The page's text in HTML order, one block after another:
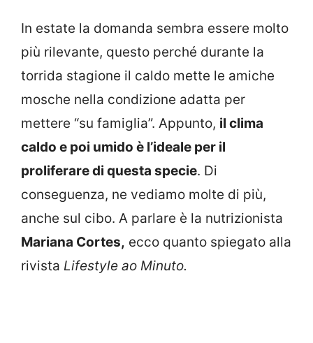
In estate la domanda sembra essere molto
più rilevante, questo perché durante la
torrida stagione il caldo mette le amiche
mosche nella condizione adatta per
mettere “su famiglia”. Appunto, il clima
caldo e poi umido è l’ideale per il
proliferare di questa specie. Di
conseguenza, ne vediamo molte di più,
anche sul cibo. A parlare è la nutrizionista
Mariana Cortes, ecco quanto spiegato alla
rivista Lifestyle ao Minuto.